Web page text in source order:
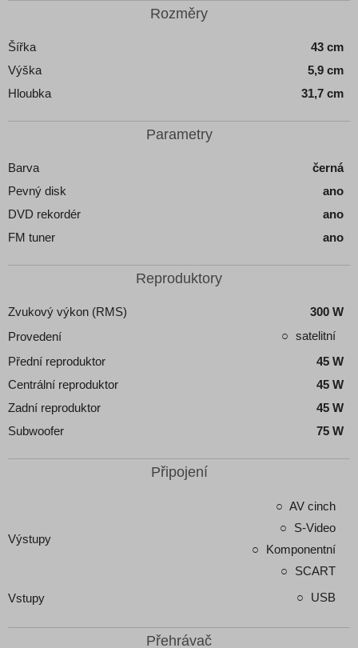
Rozměry
Šířka
43 cm
Výška
5,9 cm
Hloubka
31,7 cm
Parametry
Barva
černá
Pevný disk
ano
DVD rekordér
ano
FM tuner
ano
Reproduktory
Zvukový výkon (RMS)
300 W
Provedení
satelitní
Přední reproduktor
45 W
Centrální reproduktor
45 W
Zadní reproduktor
45 W
Subwoofer
75 W
Připojení
Výstupy
AV cinch
S-Video
Komponentní
SCART
Vstupy
USB
Přehrávač